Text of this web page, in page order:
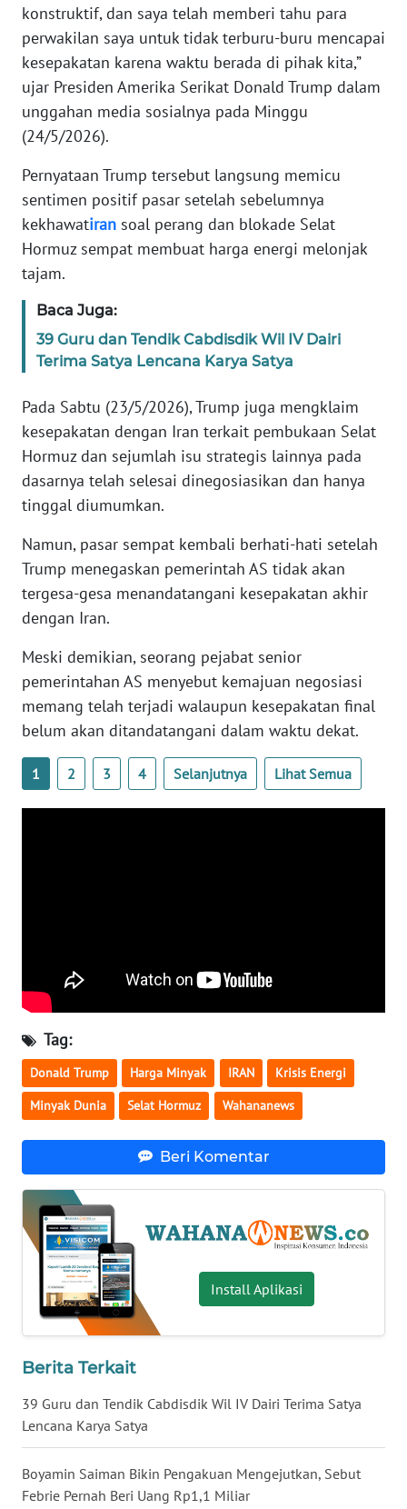
konstruktif, dan saya telah memberi tahu para
perwakilan saya untuk tidak terburu-buru mencapai
kesepakatan karena waktu berada di pihak kita,”
ujar Presiden Amerika Serikat Donald Trump dalam
unggahan media sosialnya pada Minggu
(24/5/2026).
Pernyataan Trump tersebut langsung memicu
sentimen positif pasar setelah sebelumnya
kekhawatiran soal perang dan blokade Selat
Hormuz sempat membuat harga energi melonjak
tajam.
Baca Juga:
39 Guru dan Tendik Cabdisdik Wil IV Dairi
Terima Satya Lencana Karya Satya
Pada Sabtu (23/5/2026), Trump juga mengklaim
kesepakatan dengan Iran terkait pembukaan Selat
Hormuz dan sejumlah isu strategis lainnya pada
dasarnya telah selesai dinegosiasikan dan hanya
tinggal diumumkan.
Namun, pasar sempat kembali berhati-hati setelah
Trump menegaskan pemerintah AS tidak akan
tergesa-gesa menandatangani kesepakatan akhir
dengan Iran.
Meski demikian, seorang pejabat senior
pemerintahan AS menyebut kemajuan negosiasi
memang telah terjadi walaupun kesepakatan final
belum akan ditandatangani dalam waktu dekat.
1 2 3 4 Selanjutnya Lihat Semua
Tag:
Donald Trump Harga Minyak IRAN Krisis Energi
Minyak Dunia Selat Hormuz Wahananews
Beri Komentar
Install Aplikasi
Berita Terkait
39 Guru dan Tendik Cabdisdik Wil IV Dairi Terima Satya
Lencana Karya Satya
Boyamin Saiman Bikin Pengakuan Mengejutkan, Sebut
Febrie Pernah Beri Uang Rp1,1 Miliar
Wahana
News
Regional
SUMUT
JAKARTA
WN
JABAR
BANTEN
WN
WN
KEPRI
WN
WN
PAPUA
WN
RIAU
WN
WN
JAMBI
WN
SULTENG
WN
SULBAR
WN
SUMBAR
WN
SUMSEL
JATENG